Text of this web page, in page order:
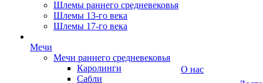
Шлемы раннего средневековья
Шлемы 13-го века
Шлемы 17-го века
Мечи
Мечи раннего средневековья
Каролинги
Сабли
О нас